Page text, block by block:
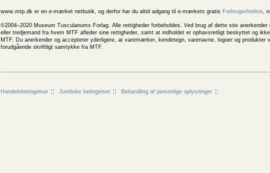
www.mtp.dk er en e-mærket netbutik, og derfor har du altid adgang til e-mærkets gratis Forbrugerhotline,
©2004–2020 Museum Tusculanums Forlag. Alle rettigheder forbeholdes. Ved brug af dette site
eller tredjemand fra hvem MTF afleder sine rettigheder, samt at indholdet er ophavsretligt beskyttet og
MTF. Du anerkender og accepterer yderligere, at varemærker, kendetegn, varenavne, logoer og
forudgående skriftligt samtykke fra MTF.
Handelsbetingelser Juridiske betingelser Behandling af personlige oplysninger